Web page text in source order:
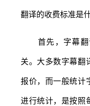
翻译的收费标准是
首先，字幕翻
关。大多数字幕翻
报价，而一般统计
进行统计，是按照